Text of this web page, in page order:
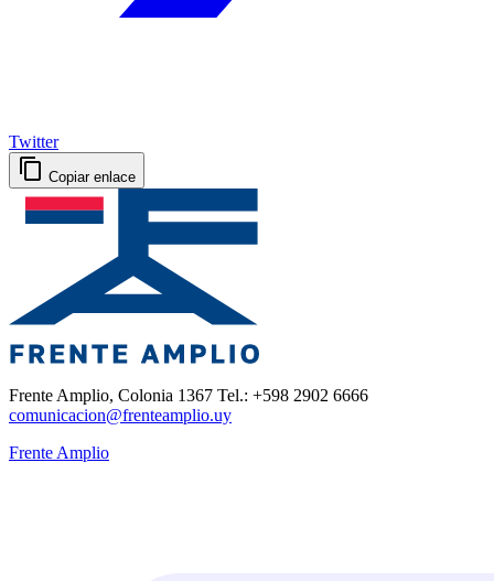
Twitter
Copiar enlace
Frente Amplio, Colonia 1367 Tel.: +598 2902 6666
comunicacion@frenteamplio.uy
Frente Amplio